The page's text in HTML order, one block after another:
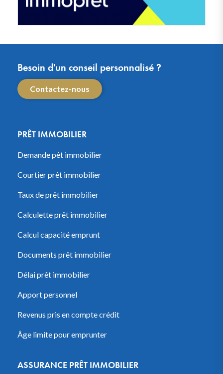
Besoin d'un conseil personnalisé ?
Contactez-nous
PRÊT IMMOBILIER
Demande pêt immobilier
Courtier prêt immobilier
Taux de prêt immobilier
Calculette prêt immobilier
Calcul capacité emprunt
Documents prêt immobilier
Délai prêt immobilier
Apport personnel
Revenus pris en compte crédit
Âge limite pour emprunter
ASSURANCE PRÊT IMMOBILIER